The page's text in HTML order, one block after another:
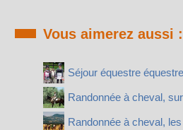
Vous aimerez aussi :
Séjour équestre
Randonnée à cheval,
Randonnée à cheval,